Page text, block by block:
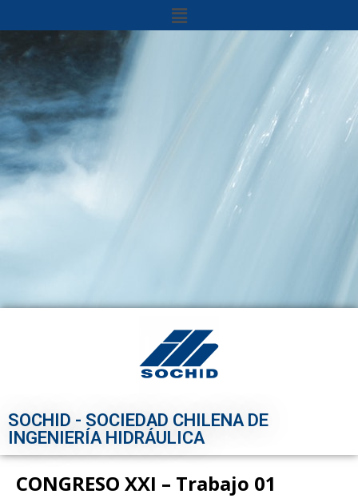
SOCHID - SOCIEDAD CHILENA DE
INGENIERÍA HIDRÁULICA
CONGRESO XXI – Trabajo 01